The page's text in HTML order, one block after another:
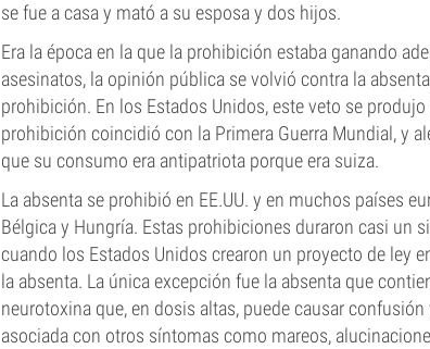
se fue a casa y mató a su esposa y dos hijos.
Era la época en la que la prohibición estaba ganando
asesinatos, la opinión pública se volvió contra la
prohibición. En los Estados Unidos, este veto se
prohibición coincidió con la Primera Guerra Mundial, y
que su consumo era antipatriota porque era suiza.
La absenta se prohibió en EE.UU. y en muchos países
Bélgica y Hungría. Estas prohibiciones duraron casi un
cuando los Estados Unidos crearon un proyecto de ley
la absenta. La única excepción fue la absenta que
neurotoxina que, en dosis altas, puede causar
asociada con otros síntomas como mareos,